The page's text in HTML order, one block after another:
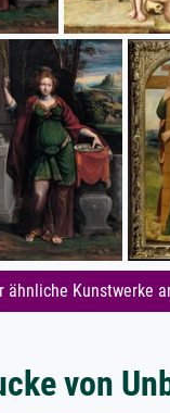
ähnliche Kunstwerke
von